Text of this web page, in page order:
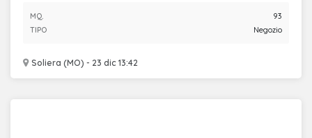
Soliera (MO) - 23 dic 13:42
MQ.
93
TIPO
Negozio